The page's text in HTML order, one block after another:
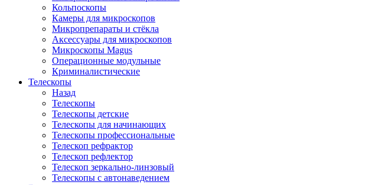
Кольпоскопы
Камеры для микроскопов
Микропрепараты и стёкла
Аксессуары для микроскопов
Микроскопы Magus
Операционные модульные
Криминалистические
Телескопы
Назад
Телескопы
Телескопы детские
Телескопы для начинающих
Телескопы профессиональные
Телескоп рефрактор
Телескоп рефлектор
Телескоп зеркально-линзовый
Телескопы с автонаведением